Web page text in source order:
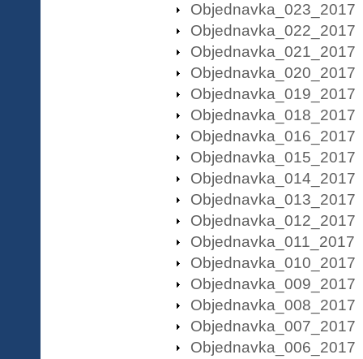
Objednavka_023_2017
Objednavka_022_2017
Objednavka_021_2017
Objednavka_020_2017
Objednavka_019_2017
Objednavka_018_2017
Objednavka_016_2017
Objednavka_015_2017
Objednavka_014_2017
Objednavka_013_2017
Objednavka_012_2017
Objednavka_011_2017
Objednavka_010_2017
Objednavka_009_2017
Objednavka_008_2017
Objednavka_007_2017
Objednavka_006_2017